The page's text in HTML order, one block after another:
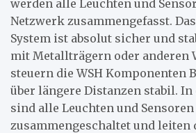
werden alle Leuchten und
Netzwerk zusammengefasst.
System ist absolut sicher und
mit Metallträgern oder anderen
steuern die WSH Komponenten
über längere Distanzen stabil.
sind alle Leuchten und Sensoren
zusammengeschaltet und leiten